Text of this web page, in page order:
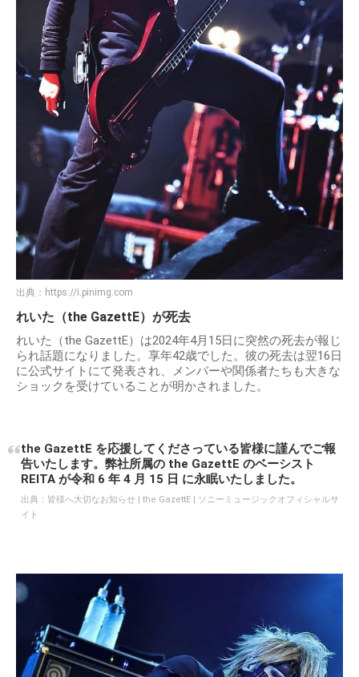
出典： https://i.pinimg.com
れいた（the GazettE）が死去
れいた（the GazettE）は2024年4月15日に突然の死去が報じ
られ話題になりました。享年42歳でした。彼の死去は翌16日
に公式サイトにて発表され、メンバーや関係者たちも大きな
ショックを受けていることが明かされました。
the GazettE を応援してくださっている皆様に謹んでご報
告いたします。弊社所属の the GazettE のベーシスト
REITA が令和 6 年 4 月 15 日 に永眠いたしました。
出典： 皆様へ大切なお知らせ | the GazettE | ソニーミュージックオフィシャルサ
イト